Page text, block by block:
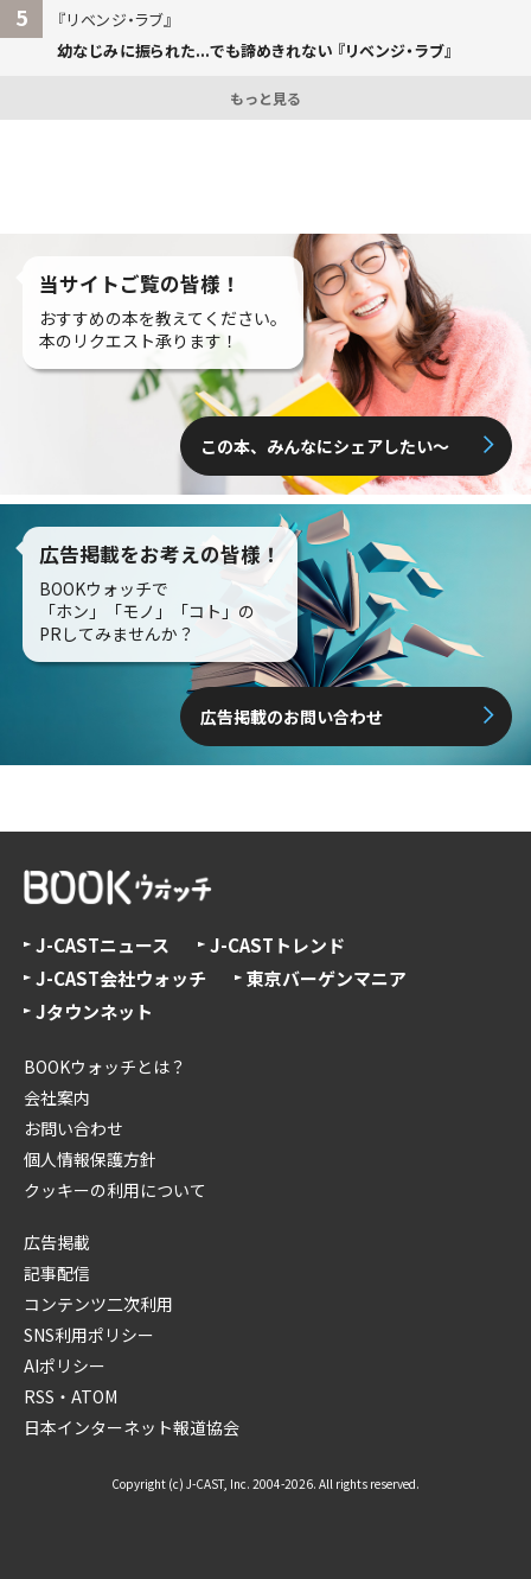
5
リベンジ・ラブ
幼なじみに振られた...でも諦めきれない 『リベンジ・ラブ』
もっと見る
当サイトご覧の皆様！
おすすめの本を教えてください。
本のリクエスト承ります！
この本、みんなにシェアしたい〜
広告掲載をお考えの皆様！
BOOKウォッチで
「ホン」「モノ」「コト」の
PRしてみませんか？
広告掲載のお問い合わせ
J-CASTニュース
J-CASTトレンド
J-CAST会社ウォッチ
東京バーゲンマニア
Jタウンネット
BOOKウォッチとは？
会社案内
お問い合わせ
個人情報保護方針
クッキーの利用について
広告掲載
記事配信
コンテンツ二次利用
SNS利用ポリシー
AIポリシー
RSS・ATOM
日本インターネット報道協会
Copyright (c) J-CAST, Inc. 2004-2026. All rights reserved.